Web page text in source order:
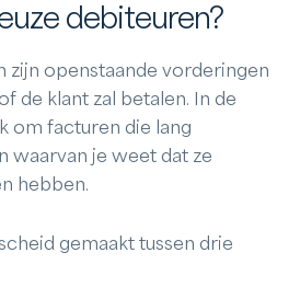
debiteuren?
zijn openstaande vorderingen
de klant zal betalen. In de
om facturen die lang
waarvan je weet dat ze
hebben.
gemaakt tussen drie